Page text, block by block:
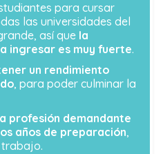
para cursar
las universidades del
así que la
ingresar es muy fuerte.
un rendimiento
, para poder culminar la
profesión demandante
años de preparación,